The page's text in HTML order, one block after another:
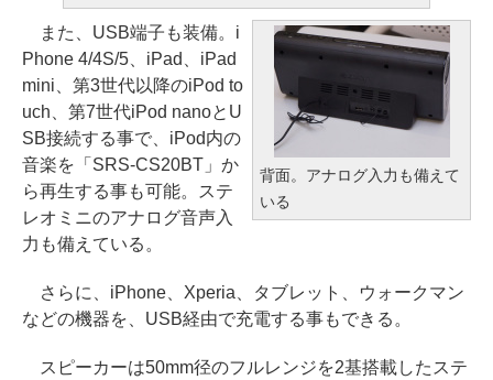
背面。アナログ入力も備えて
いる
また、USB端子も装備。i
Phone 4/4S/5、iPad、iPad
mini、第3世代以降のiPod to
uch、第7世代iPod nanoとU
SB接続する事で、iPod内の
音楽を「SRS-CS20BT」か
ら再生する事も可能。ステ
レオミニのアナログ音声入
力も備えている。
さらに、iPhone、Xperia、タブレット、ウォークマン
などの機器を、USB経由で充電する事もできる。
スピーカーは50mm径のフルレンジを2基搭載したステ